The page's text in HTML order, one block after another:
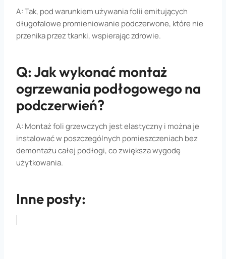
A: Tak, pod warunkiem używania folii emitujących
długofalowe promieniowanie podczerwone, które nie
przenika przez tkanki, wspierając zdrowie.
Q: Jak wykonać montaż
ogrzewania podłogowego na
podczerwień?
A: Montaż foli grzewczych jest elastyczny i można je
instalować w poszczególnych pomieszczeniach bez
demontażu całej podłogi, co zwiększa wygodę
użytkowania.
Inne posty: